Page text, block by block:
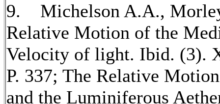
9. Michelson A.A.,
Relative Motion of the
Velocity of light. Ibid. (3).
P. 337; The Relative
and the Luminiferous